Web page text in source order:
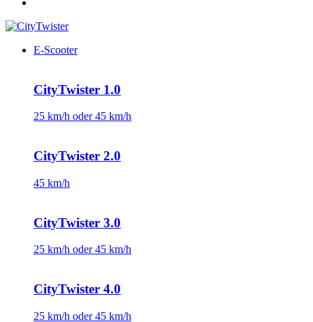
E-Scooter
CityTwister 1.0
25 km/h oder 45 km/h
CityTwister 2.0
45 km/h
CityTwister 3.0
25 km/h oder 45 km/h
CityTwister 4.0
25 km/h oder 45 km/h